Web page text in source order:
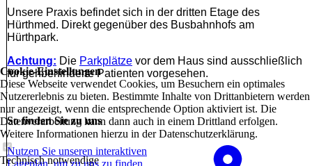
Unsere Praxis befindet sich in der dritten Etage des
Hürthmed. Direkt gegenüber des Busbahnhofs am
Hürthpark.
Achtung: Die Parkplätzevor dem Haus sind ausschließlich
für gehbehinderte Patienten vorgesehen.
So finden Sie zu uns
Nutzen Sie unseren interaktiven
La­ge­plan, um zu uns zu finden
Cookie-Einstellungen
Diese Webseite verwendet Cookies, um Besuchern ein optimales
Nutzererlebnis zu bieten. Bestimmte Inhalte von Drittanbietern werden
nur angezeigt, wenn die entsprechende Option aktiviert ist. Die
Datenverarbeitung kann dann auch in einem Drittland erfolgen.
Weitere Informationen hierzu in der Datenschutzerklärung.
Technisch notwendige